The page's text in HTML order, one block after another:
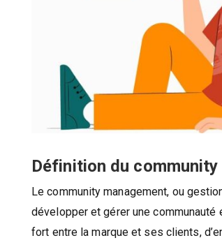
Définition du community
Le community management, ou
développer et gérer une communauté
fort entre la marque et ses clients,